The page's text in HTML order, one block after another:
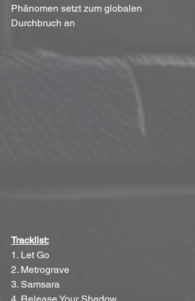
Phänomen setzt zum globalen
Durchbruch an
Tracklist:
1. Let Go
2. Metrograve
3. Samsara